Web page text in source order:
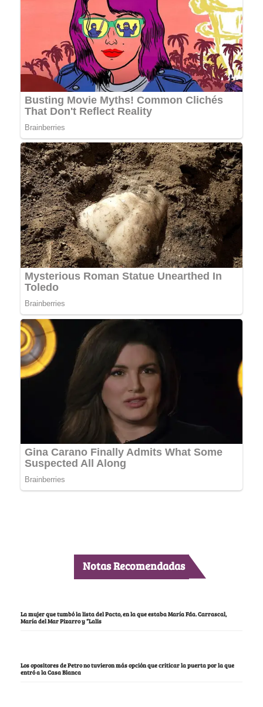
Notas Recomendadas
La mujer que tumbó la lista del Pacto, en la que estaba María Fda. Carrascal,
María del Mar Pizarro y “Lalis
Los opositores de Petro no tuvieron más opción que criticar la puerta por la que
entró a la Casa Blanca